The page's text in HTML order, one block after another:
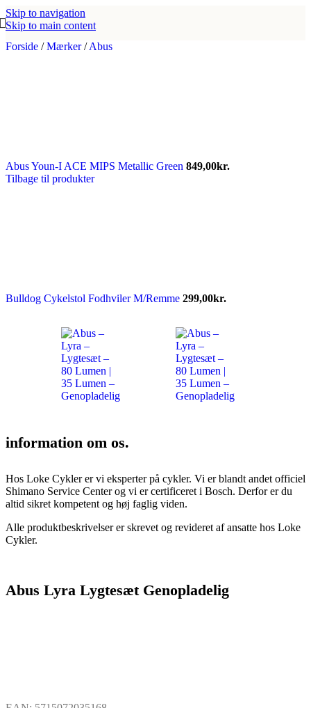
Skip to navigation
Skip to main content
Forside / Mærker/ Abus
Abus Youn-I ACE MIPS Metallic Green 849,00kr.
Tilbage til produkter
Bulldog Cykelstol Fodhviler M/Remme 299,00kr.
information om os.
Hos Loke Cykler er vi eksperter på cykler. Vi er blandt andet officiel
Shimano Service Center og vi er certificeret i Bosch. Derfor er du
altid sikret kompetent og høj faglig viden.
Alle produktbeskrivelser er skrevet og revideret af ansatte hos Loke
Cykler.
Abus Lyra Lygtesæt Genopladelig